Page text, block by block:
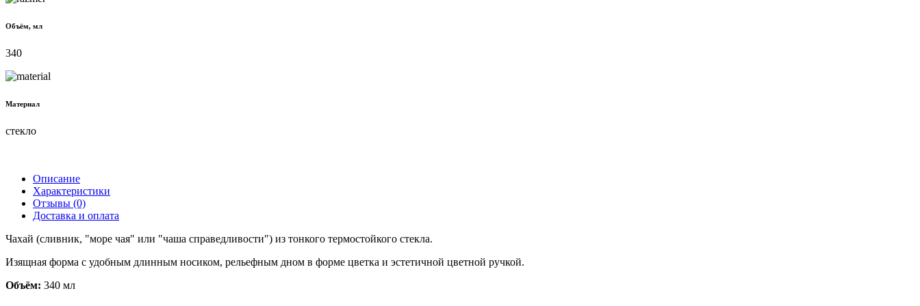
Объём, мл
340
Материал
стекло
Описание
Характеристики
Отзывы (0)
Доставка и оплата
Чахай (сливник, "море чая" или "чаша справедливости") из тонкого термостойкого стекла.
Изящная форма с удобным длинным носиком, рельефным дном в форме цветка и эстетичной цветной ручкой.
Объём: 340 мл